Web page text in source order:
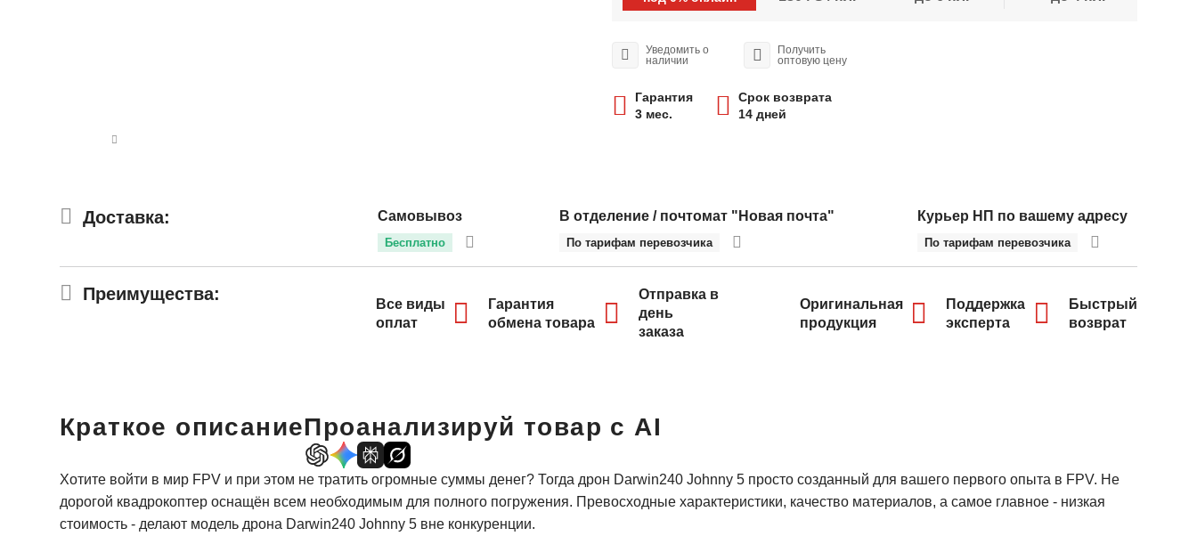
Уведомить о
наличии
Получить
оптовую цену
Гарантия
3 мес.
Срок возврата
14 дней
Доставка: Самовывоз
Бесплатно
В отделение / почтомат "Новая почта"
По тарифам перевозчика
Курьер НП по вашему адресу
По тарифам перевозчика
Преимущества:
Все виды
оплат
Гарантия
обмена товара
Отправка в
день
заказа
Оригинальная
продукция
Поддержка
эксперта
Быстрый
возврат
Краткое описаниеПроанализируй товар с AI
Хотите войти в мир FPV и при этом не тратить огромные суммы денег? Тогда дрон Darwin240 Johnny 5 просто созданный для вашего первого опыта в FPV. Не
дорогой квадрокоптер оснащён всем необходимым для полного погружения. Превосходные характеристики, качество материалов, а самое главное - низкая
стоимость - делают модель дрона Darwin240 Johnny 5 вне конкуренции.